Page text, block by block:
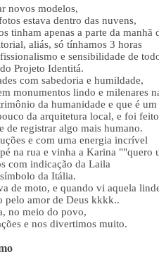
novos modelos,
estava dentro das nuvens,
tinham apenas a parte da manhã
aliás, só tínhamos 3 horas
e sensibilidade de
Projeto Identitá.
com sabedoria e humildade,
monumentos lindo e milenares
da humanidade e que é um
da arquitetura local, e foi
de registrar algo mais humano.
e com uma energia incrível
na rua e vinha a Karina ""quero
com indicação da Laila
da Itália.
de moto, e quando vi aquela
pelo amor de Deus kkkk..
no meio do povo,
e nos divertimos muito.